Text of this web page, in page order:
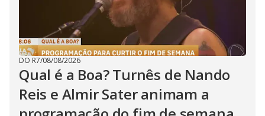
DO R7/08/08/2026
Qual é a Boa? Turnês de Nando
Reis e Almir Sater animam a